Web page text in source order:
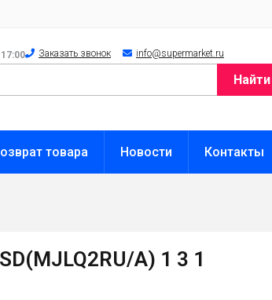
Заказать звонок info@supermarket.ru
Найти
товара Новости Контакты
A) 1 3 1